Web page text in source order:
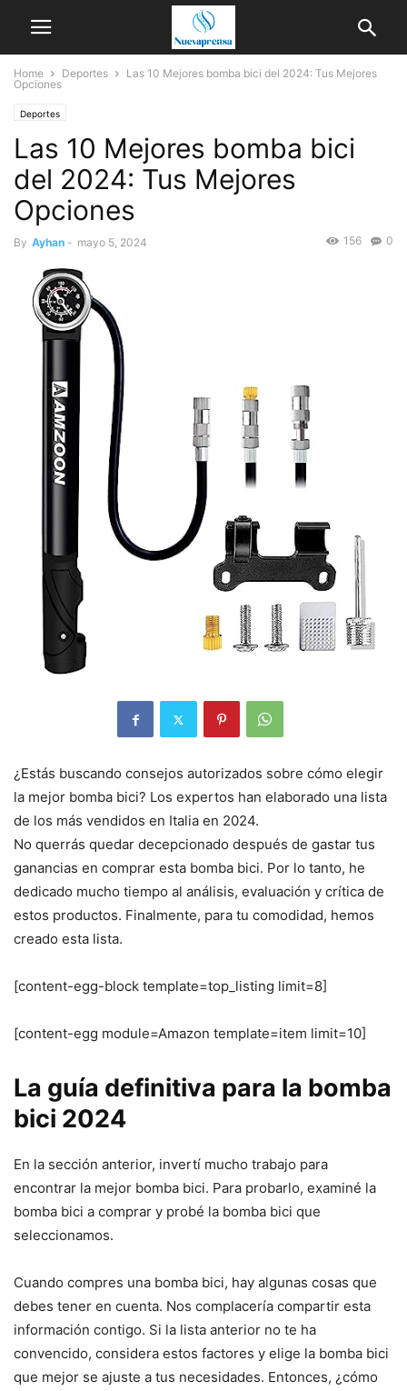
Home Deportes
Las 10 Mejores bomba bici del 2024: Tus Mejores
Opciones
Deportes
Las 10 Mejores bomba bici
del 2024: Tus Mejores
Opciones
By Ayhan - mayo 5, 2024 0
156
¿Estás buscando consejos autorizados sobre cómo elegir
la mejor bomba bici? Los expertos han elaborado una lista
de los más vendidos en Italia en 2024.
No querrás quedar decepcionado después de gastar tus
ganancias en comprar esta bomba bici. Por lo tanto, he
dedicado mucho tiempo al análisis, evaluación y crítica de
estos productos. Finalmente, para tu comodidad, hemos
creado esta lista.
[content-egg-block template=top_listing limit=8]
[content-egg module=Amazon template=item limit=10]
La guía definitiva para la bomba
bici 2024
En la sección anterior, invertí mucho trabajo para
encontrar la mejor bomba bici. Para probarlo, examiné la
bomba bici a comprar y probé la bomba bici que
seleccionamos.
Cuando compres una bomba bici, hay algunas cosas que
debes tener en cuenta. Nos complacería compartir esta
información contigo. Si la lista anterior no te ha
convencido, considera estos factores y elige la bomba bici
que mejor se ajuste a tus necesidades. Entonces, ¿cómo